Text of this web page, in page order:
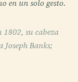
en un solo gesto.
1802, su cabeza
Banks;